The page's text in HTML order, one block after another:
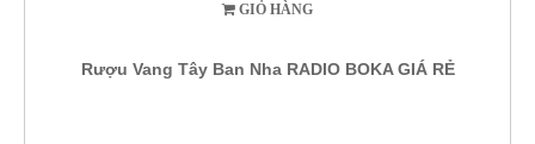
GIỎ HÀNG
Rượu Vang Tây Ban Nha RADIO BOKA GIÁ RẺ